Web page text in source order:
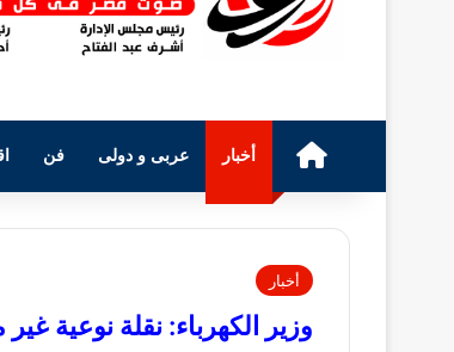
الرئيسيةأخبار عربى و دولى فن
أخبار
وزير الكهرباء: نقلة نوعية